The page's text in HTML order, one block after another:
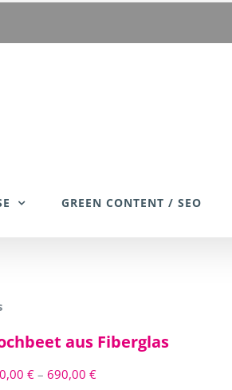
GREEN CONTENT / SEO
aus Fiberglas
€ – 690,00 €Preisspanne: